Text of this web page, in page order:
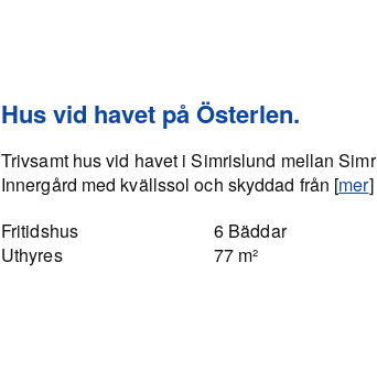
Hus vid havet på Österlen.
Trivsamt hus vid havet i Simrislund mellan
Innergård med kvällssol och skyddad från [mer]
Fritidshus
Uthyres
6 Bäddar
77 m²